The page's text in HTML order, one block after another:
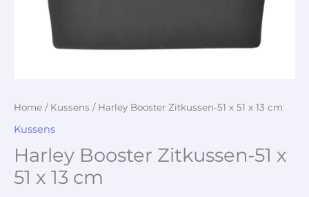
Home / Kussens / Harley Booster Zitkussen-51 x 51 x 13 cm
Kussens
Harley Booster Zitkussen-51 x
51 x 13 cm